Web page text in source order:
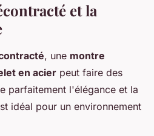
et la
, une montre
en acier peut faire des
parfaitement l'élégance et la
idéal pour un environnement